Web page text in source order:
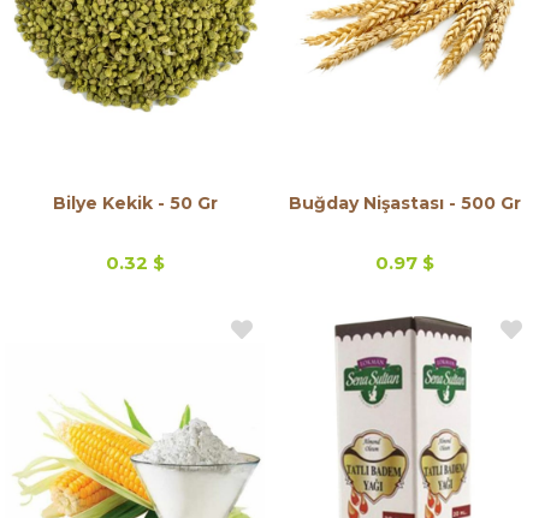
Bilye Kekik - 50 Gr
0.32 $
Buğday Nişastası - 500 Gr
0.97 $